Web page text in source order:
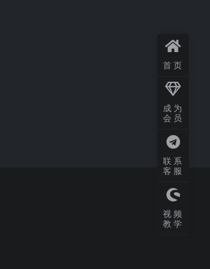
首页
成为
会员
联系
客服
视频
教学